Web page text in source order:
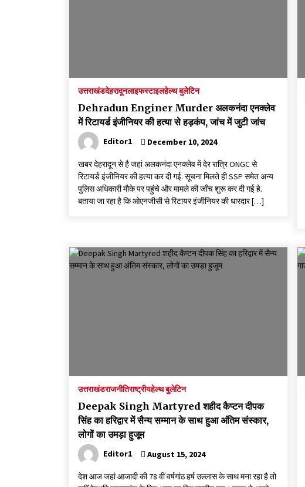
उत्तराखंडदेहरादूनलाइफस्टाइलहेल्थ बुलेटिन
Dehradun Enginer Murder अलकनंदा एनक्लेव
में रिटायर्ड इंजीनियर की हत्या से हड़कंप, जांच में जुटी जांच
Editor1 December 10, 2024
खबर देहरादून से है जहां अलकनंदा एनक्लेव में देर रात्रि ONGC से
रिटायर्ड इंजीनियर की हत्या कर दी गई. सूचना मिलते ही SSP समेत अन्य
पुलिस अधिकारी मौके पर पहुंचे और मामले की जाँच शुरू कर दी गई हे.
बताया जा रहा है कि ओएनजीसी से रिटायर इंजीनियर की धारदार […]
उत्तराखंडराजनीतिराष्ट्रीयहेल्थ बुलेटिन
Deepak Singh Martyred शहीद कैप्टन दीपक
सिंह का हरिद्वार में सैन्य सम्मान के साथ हुआ अंतिम संस्कार,
लोगों का उमड़ा हुजूम
Editor1 August 15, 2024
देश आज जहां आजादी की 78 वीं वर्षगांठ हर्ष उल्लास के साथ मना रहा है तो